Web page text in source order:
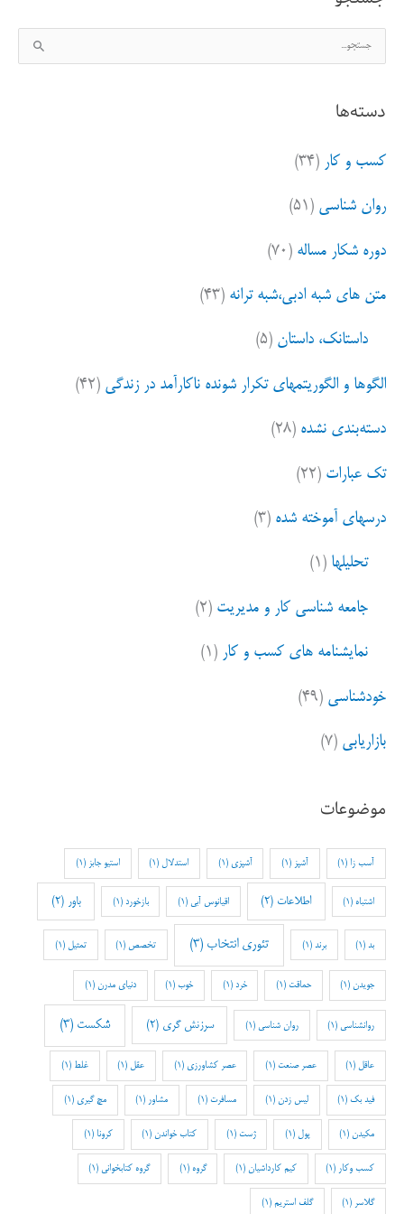
س
ج
ا
دسته‌ها
کسب و کار (۳۴)
روان شناسی (۵۱)
دوره شکار مساله (۷۰)
متن های شبه ادبی،شبه ترانه (۴۳)
داستانک، داستان (۵)
الگوها و الگوریتمهای تکرار شونده ناکارآمد در زندگی (۴۲)
دسته‌بندی نشده (۲۸)
تک عبارات (۲۲)
درسهای آموخته شده (۳)
تحلیلها (۱)
جامعه شناسی کار و مدیریت (۲)
نمایشنامه های کسب و کار (۱)
خودشناسی (۴۹)
بازاریابی (۷)
موضوعات
آسب زا (1) آشپز (1) آشپزی (1) استدلال (1) استیو جابز (1)
اشتباه (1) اطلاعات (2) اقیانوس آبی (1) بازخورد (1) باور (2)
بد(1) برند (1) تئوری انتخاب (3) تخصص (1) تمثیل (1)
جویدن (1) حماقت (1) خرد (1) خوب(1) دنیای مدرن (1)
روانشناسی (1) روان شناسی (1) سرزنش گری (2) شکست (3)
عاقل (1) عصر صنعت (1) عصر کشاورزی (1) عقل (1) غلط (1)
فید بک(1) لیس زدن (1) مسافرت (1) مشاور (1) مچ گیری (1)
مکیدن (1) پول (1) ژست (1) کتاب خواندن (1) کرونا (1)
کسب وکار (1) کیم کارداشیان (1) گروه (1) گروه کتابخوانی (1)
گلاسر (1) گلف استریم (1)